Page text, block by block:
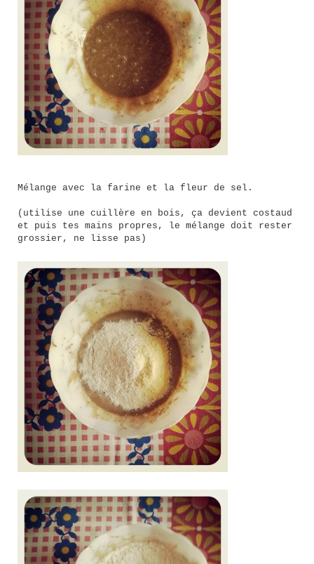
Mélange avec la farine et la fleur de sel.
(utilise une cuillère en bois, ça devient costaud
et puis tes mains propres, le mélange doit rester
grossier, ne lisse pas)